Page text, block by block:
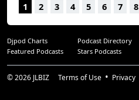
1 2 3 4 5 6 7 8
Djpod Charts Podcast Directory
Featured Podcasts
Stars Podcasts
© 2026 JLBIZ Terms of Use Privacy